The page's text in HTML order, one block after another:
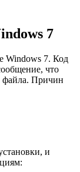
7
Windows 7. Код
что
файла. Причин
и